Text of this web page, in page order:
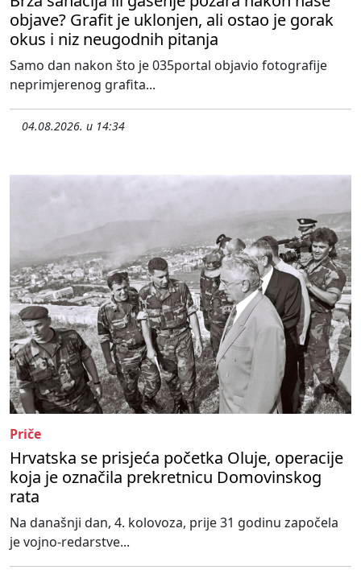
objave? Grafit je uklonjen, ali ostao je gorak
okus i niz neugodnih pitanja
Samo dan nakon što je 035portal objavio fotografije
neprimjerenog grafita...
04.08.2026. u 14:34
Priče
Hrvatska se prisjeća početka Oluje, operacije
koja je označila prekretnicu Domovinskog
rata
Na današnji dan, 4. kolovoza, prije 31 godinu započela
je vojno-redarstve...